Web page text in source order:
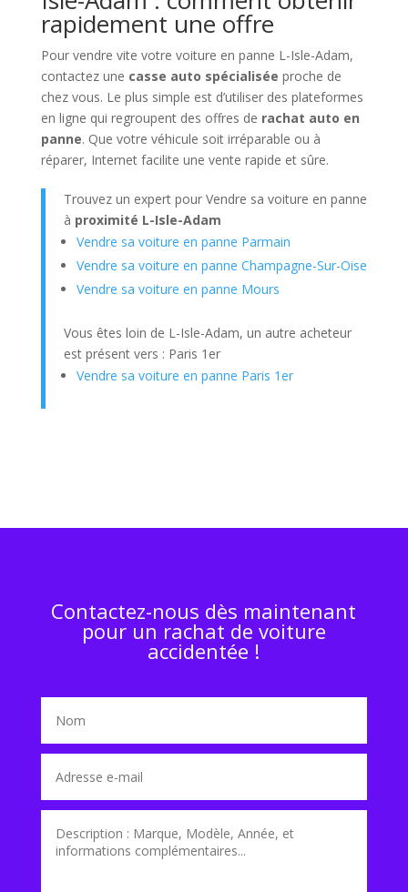
rapidement une offre
Pour vendre vite votre voiture en panne L-Isle-Adam,
contactez une casse auto spécialisée proche de
chez vous. Le plus simple est d’utiliser des plateformes
en ligne qui regroupent des offres de rachat auto en
panne. Que votre véhicule soit irréparable ou à
réparer, Internet facilite une vente rapide et sûre.
Trouvez un expert pour Vendre sa voiture en panne
à proximité L-Isle-Adam
Vendre sa voiture en panne Parmain
Vendre sa voiture en panne Champagne-Sur-Oise
Vendre sa voiture en panne Mours
Vous êtes loin de L-Isle-Adam, un autre acheteur
est présent vers : Paris 1er
Vendre sa voiture en panne Paris 1er
Contactez-nous dès maintenant
pour un rachat de voiture
accidentée !